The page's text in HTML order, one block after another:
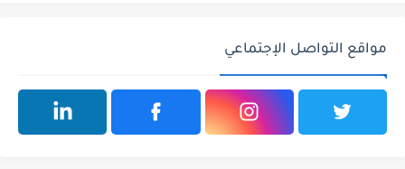
مواقع التواصل الإجتماعي